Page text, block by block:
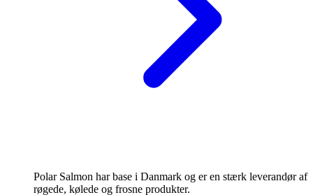
Polar Salmon har base i Danmark og er en stærk leverandør af
røgede, kølede og frosne produkter.